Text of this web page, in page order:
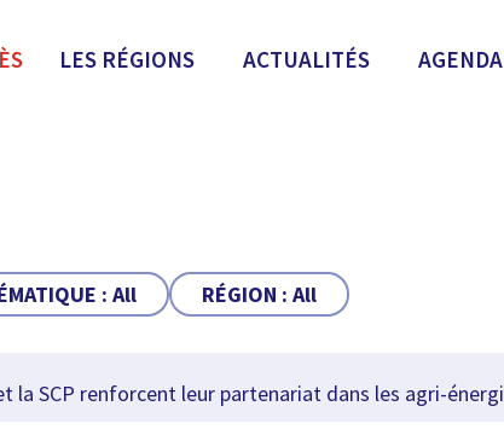
LES RÉGIONS ACTUALITÉS AGENDA
: All RÉGION : All
la SCP renforcent leur partenariat dans les agri-